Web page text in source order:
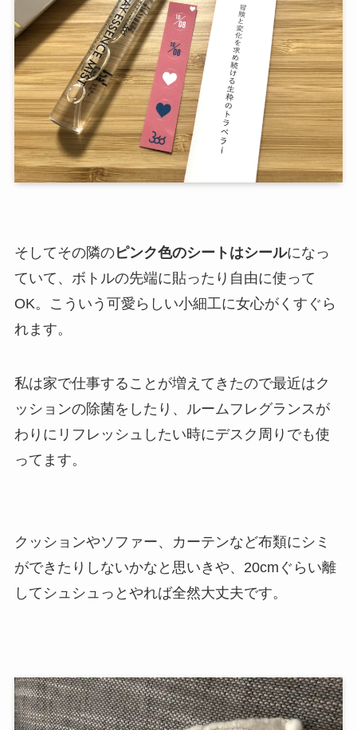
そしてその隣のピンク色のシートはシールになっ
ていて、ボトルの先端に貼ったり自由に使って
OK。こういう可愛らしい小細工に女心がくすぐら
れます。
私は家で仕事することが増えてきたので最近はク
ッションの除菌をしたり、ルームフレグランスが
わりにリフレッシュしたい時にデスク周りでも使
ってます。
クッションやソファー、カーテンなど布類にシミ
ができたりしないかなと思いきや、20cmぐらい離
してシュシュっとやれば全然大丈夫です。